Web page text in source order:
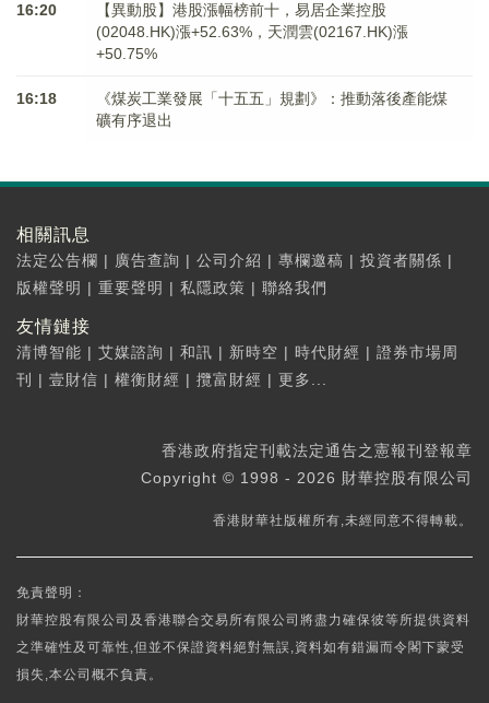
16:20
【異動股】港股漲幅榜前十，易居企業控股
(02048.HK)漲+52.63%，天潤雲(02167.HK)漲
+50.75%
16:18
《煤炭工業發展「十五五」規劃》：推動落後產能煤
礦有序退出
相關訊息
法定公告欄 | 廣告查詢 | 公司介紹 | 專欄邀稿 | 投資者關係 |
版權聲明 | 重要聲明 | 私隱政策 | 聯絡我們
友情鏈接
清博智能 | 艾媒諮詢 | 和訊 | 新時空 | 時代財經 | 證券市場周
刊
| 壹財信 | 權衡財經 | 攬富財經 | 更多...
香港政府指定刊載法定通告之憲報刊登報章
Copyright © 1998 - 2026 財華控股有限公司
香港財華社版權所有,未經同意不得轉載。
免責聲明：
財華控股有限公司及香港聯合交易所有限公司將盡力確保彼等所提供資料
之準確性及可靠性,但並不保證資料絕對無誤,資料如有錯漏而令閣下蒙受
損失,本公司概不負責。